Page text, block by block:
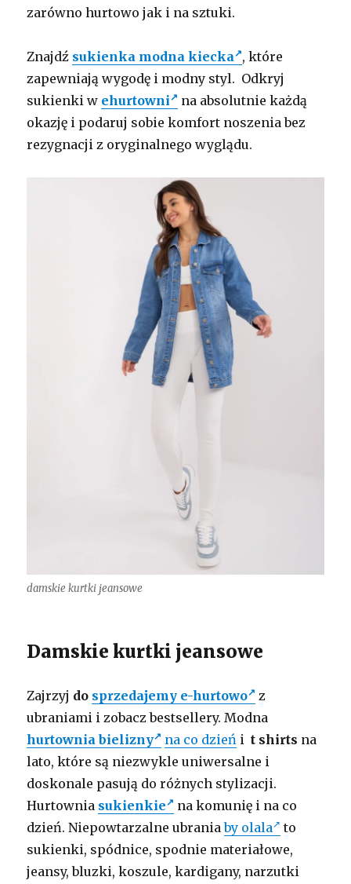
zarówno hurtowo jak i na sztuki.
Znajdź sukienka modna kiecka , które
zapewniają wygodę i modny styl. Odkryj
sukienki w ehurtowni
na absolutnie każdą
okazję i podaruj sobie komfort noszenia bez
rezygnacji z oryginalnego wyglądu.
damskie kurtki jeansowe
Damskie kurtki jeansowe
Zajrzyj do sprzedajemy e-hurtowo
z
ubraniami i zobacz bestsellery. Modna
hurtownia bielizny
na co dzień it shirts na
lato, które są niezwykle uniwersalne i
doskonale pasują do różnych stylizacji.
Hurtownia sukienkie
na komunię i na co
dzień. Niepowtarzalne ubraniaby olala
to
sukienki, spódnice, spodnie materiałowe,
jeansy, bluzki, koszule, kardigany, narzutki